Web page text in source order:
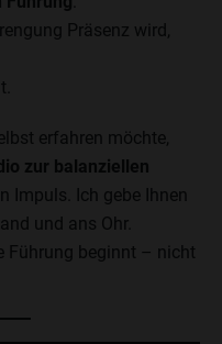
Präsenz wird,
erfahren möchte,
zur balanziellen
Impuls. Ich gebe Ihnen
und ans Ohr.
Führung beginnt – nicht